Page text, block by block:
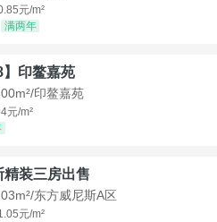
元/m²
满两年
】印鳌嘉苑
印鳌嘉苑
元/m²
精装三房出售
东方威尼斯A区
元/m²